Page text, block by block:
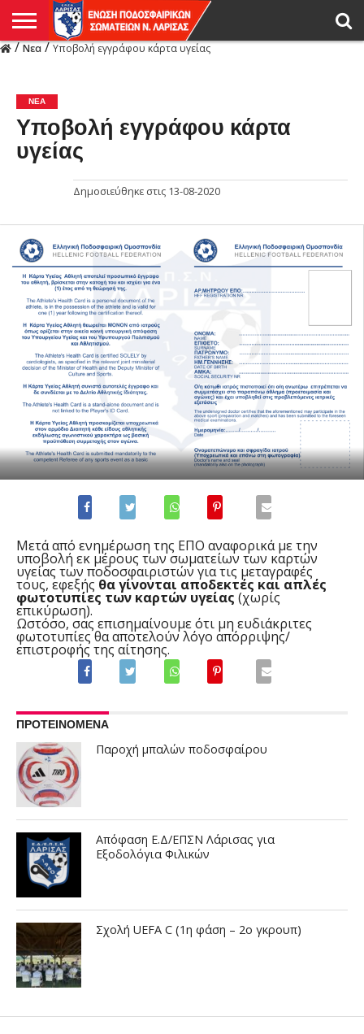
/Νεα/Υποβολή εγγράφου κάρτα υγείας
ΝΕΑ
Υποβολή εγγράφου κάρτα
υγείας
Δημοσιεύθηκε στις 13-08-2020
Μετά από ενημέρωση της ΕΠΟ αναφορικά με την
υποβολή εκ μέρους των σωματείων των καρτών
υγείας των ποδοσφαιριστών για τις μεταγραφές
τους, εφεξής θα γίνονται αποδεκτές και απλές
φωτοτυπίες των καρτών υγείας (χωρίς
επικύρωση).
Ωστόσο, σας επισημαίνουμε ότι μη ευδιάκριτες
φωτοτυπίες θα αποτελούν λόγο απόρριψης/
επιστροφής της αίτησης.
ΠΡΟΤΕΙΝΟΜΕΝΑ
Παροχή μπαλών ποδοσφαίρου
Απόφαση Ε.Δ/ΕΠΣΝ Λάρισας για
Εξοδολόγια Φιλικών
Σχολή UEFA C (1η φάση – 2ο γκρουπ)